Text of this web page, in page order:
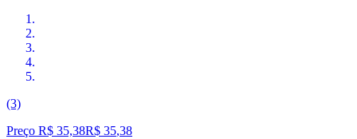
(3)
Preço R$ 35,38R$ 35,38